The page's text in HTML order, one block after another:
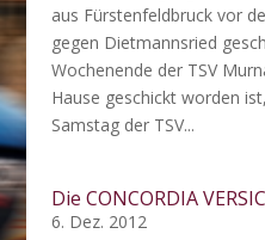
aus Fürstenfeldbruck vor
gegen Dietmannsried
Wochenende der TSV
Hause geschickt worden
Samstag der TSV...
Die CONCORDIA
6. Dez. 2012